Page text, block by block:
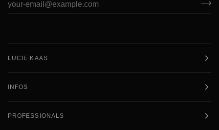
LUCIE KAAS
INFOS
PROFESSIONALS